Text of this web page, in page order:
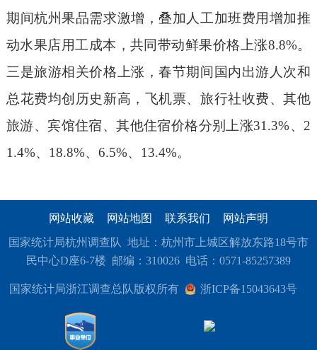
期间杭州果品需求激增 ，叠加 人工加班费用增加推
动水果店用工成本，共同带动鲜果价格上涨8.8%。
三是旅游相关价格上涨 ，春节期间国内出游人次和
总花费均创历史新高， 飞机票、旅行社收费、其他
旅游、宾馆住宿、其他住宿价格分别上涨31.3%、2
1.4%、18.8%、6.5%、13.4%。
网站收藏 网站地图 联系我们 网站声明
国家统计局杭州调查队 地址：杭州市上城区解放东路18号市
民中心D座6-7楼 邮编：310026 电话：0571-85257389
国家统计局浙江调查总队版权所有 浙ICP备15043643号